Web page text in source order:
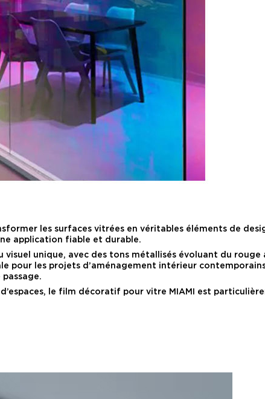
les surfaces vitrées en véritables éléments de
application fiable et durable.
unique, avec des tons métallisés évoluant du rouge
pour les projets d’aménagement intérieur
le film décoratif pour vitre MIAMI est